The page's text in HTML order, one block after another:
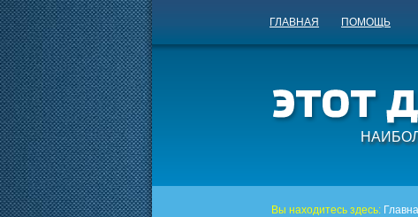
ГЛАВНАЯ ПОМОЩЬ
Вы находитесь здесь: